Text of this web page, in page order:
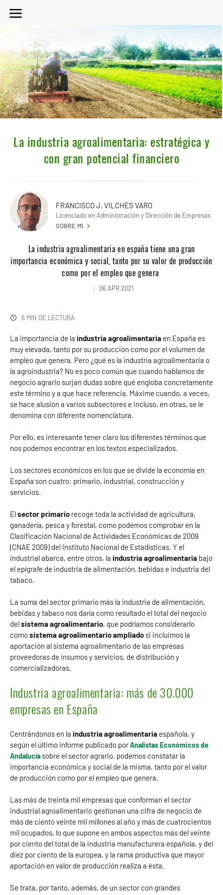
La industria agroalimentaria: estratégica y
con gran potencial financiero
FRANCISCO J. VILCHES VARO
Licenciado en Administración y Dirección de Empresas
SOBRE MI
La industria agroalimentaria en españa tiene una gran
importancia económica y social, tanto por su valor de producción
como por el empleo que genera
06 APR 2021
6 MIN DE LECTURA
La importancia de la industria agroalimentaria en España es
muy elevada, tanto por su producción como por el volumen de
empleo que genera. Pero ¿qué es la industria agroalimentaria o
la agroindustria? No es poco común que cuando hablamos de
negocio agrario surjan dudas sobre qué engloba concretamente
este término y a que hace referencia. Máxime cuando, a veces,
se hace alusión a varios subsectores e incluso, en otras, se le
denomina con diferente nomenclatura.
Por ello, es interesante tener claro los diferentes términos que
nos podemos encontrar en los textos especializados.
Los sectores económicos en los que se divide la economía en
España son cuatro: primario, industrial, construcción y
servicios.
Elsector primario recoge toda la actividad de agricultura,
ganadería, pesca y forestal, como podemos comprobar en la
Clasificación Nacional de Actividades Económicas de 2009
(CNAE 2009) del Instituto Nacional de Estadísticas. Y el
industrial abarca, entre otros, la industria agroalimentaria bajo
el epígrafe de industria de alimentación, bebidas e industria del
tabaco.
La suma del sector primario más la industria de alimentación,
bebidas y tabaco nos daría como resultado el total del negocio
delsistema agroalimentario, que podríamos considerarlo
comosistema agroalimentario ampliado si incluimos la
aportación al sistema agroalimentario de las empresas
proveedoras de insumos y servicios, de distribución y
comercializadoras.
Industria agroalimentaria: más de 30.000
empresas en España
Centrándonos en la industria agroalimentaria española, y
según el último informe publicado porAnalistas Económicos de
Andalucía sobre el sector agrario, podemos constatar la
importancia económica y social de la misma, tanto por el valor
de producción como por el empleo que genera.
Las más de treinta mil empresas que conforman el sector
industrial agroalimentario gestionan una cifra de negocio de
más de ciento veinte mil millones al año y más de cuatrocientos
mil ocupados, lo que supone en ambos aspectos más del veinte
por ciento del total de la industria manufacturera española, y del
diez por ciento de la europea, y la rama productiva que mayor
aportación en valor de producción realiza a ésta.
Se trata, por tanto, además, de un sector con grandes